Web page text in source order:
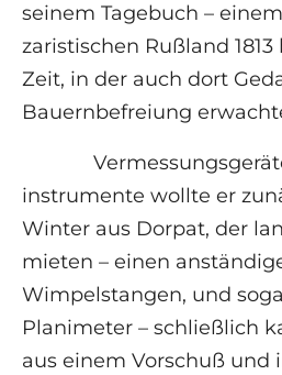
seinem Tagebuch –
zaristischen Rußland 1813
Zeit, in der auch dort
Bauernbefreiung
instrumente wollte er
Winter aus Dorpat, der
mieten – einen
Wimpelstangen, und
Planimeter – schließlich
aus einem Vorschuß und